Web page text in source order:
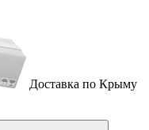
Доставка по Крыму